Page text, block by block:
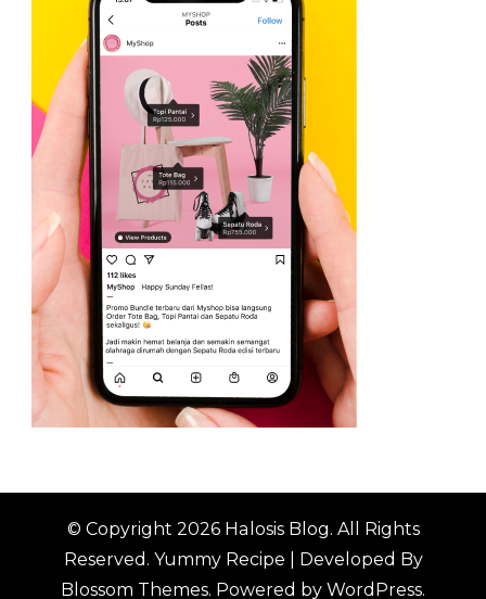
© Copyright 2026 Halosis Blog. All Rights
Reserved. Yummy Recipe | Developed By
Blossom Themes. Powered by WordPress.